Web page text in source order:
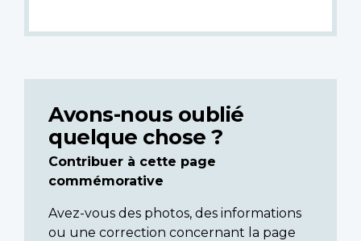
Avons-nous oublié
quelque chose ?
Contribuer à cette page
commémorative
Avez-vous des photos, des informations
ou une correction concernant la page